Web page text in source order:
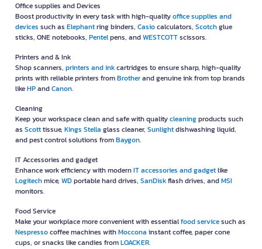
Office supplies and Devices
Boost productivity in every task with high-qualityoffice supplies and
devices such as Elephantring binders, Casiocalculators, Scotchglue
sticks, ONE notebooks, Pentelpens, andWESTCOTTscissors.
Printers and & Ink
Shop scanners, printers and inkcartridges to ensure sharp, high-quality
prints with reliable printers fromBrotherand genuine ink from top brands
likeHPandCanon.
Cleaning
Keep your workspace clean and safe with qualitycleaningproducts such
as Scotttissue, Kings Stella glass cleaner, Sunlightdishwashing liquid,
and pest control solutions fromBaygon.
IT Accessories and gadget
Enhance work efficiency with modernIT accessories and gadgetlike
Logitechmice, WDportable hard drives, SanDiskflash drives, andMSI
monitors.
Food Service
Make your workplace more convenient with essentialfood servicesuch as
Nespressocoffee machines withMoccona instant coffee, paper cone
cups, or snacks like candies fromLOACKER.